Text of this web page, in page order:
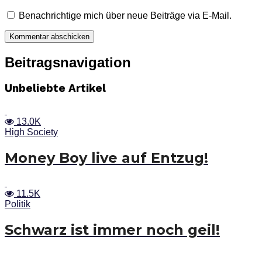
Benachrichtige mich über neue Beiträge via E-Mail.
Beitragsnavigation
Unbeliebte Artikel
13.0K
High Society
Money Boy live auf Entzug!
11.5K
Politik
Schwarz ist immer noch geil!